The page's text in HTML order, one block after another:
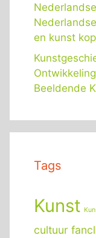
en kunst
Beeldende
Tags
Kunst
cultuur